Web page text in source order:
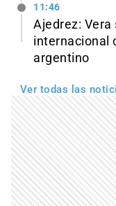
11:46
Ajedrez: Vera
internacional
argentino
Ver todas las